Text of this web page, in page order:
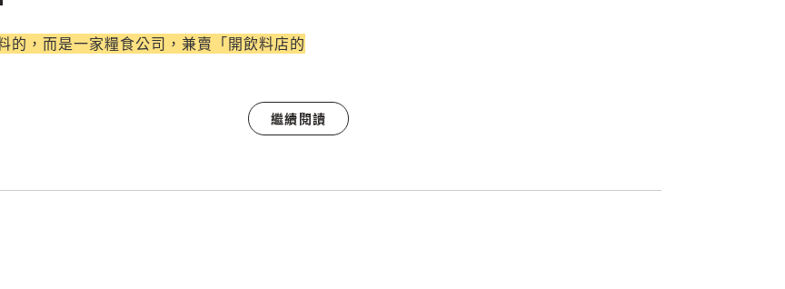
的，而是一家糧食公司，兼賣「開飲料店的
繼續閱讀